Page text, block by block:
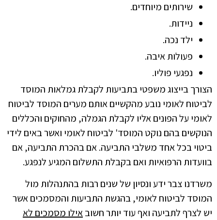
שירותים מיוחדים.
ניידות.
ילד נכה.
פעולות איבה.
נפגעי פוליו.
הצורך בייצוג משפטי בתביעות לקבלת גמלאות המוסד
לביטוח לאומי נובע מהקשיים אותם מערים המוסד לביטוח
לאומי על הפונים אליו לקבלת הגמלה, מהחוקים והכללים
הנוקשים בהם נוקט המוסד' לביטוח לאומי ואשר באים לידי
ביטוי בכל אחד משלבי התביעה. אם בהכרת התביעה, אם
בוועדות הרפואיות ואם בקבלת התשלום המגיע לנפגע.
משרדנו צבר ידע ונסיון של שנים רבות בהתנהלות מול
המוסד לביטוח לאומי, בהגשת התביעות והמסמכים אשר
יש לצרף לתביעה ואף עוד יותר חשובאילו מסמכים לא